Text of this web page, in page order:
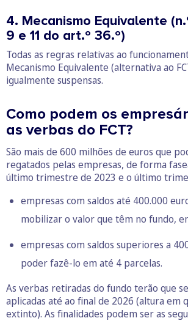
4. Mecanismo Equivalente
9 e 11 do art.º 36.º)
Todas as regras relativas ao
Mecanismo Equivalente (alternativa ao
igualmente suspensas.
Como podem os
as verbas do FCT?
São mais de 600 milhões de euros que
regatados pelas empresas, de forma
último trimestre de 2023 e o último
empresas com saldos até 400.000
mobilizar o valor que têm no fundo,
empresas com saldos superiores a
poder fazê-lo em até 4 parcelas.
As verbas retiradas do fundo terão que
aplicadas até ao final de 2026 (altura em
extinto). As finalidades podem ser as